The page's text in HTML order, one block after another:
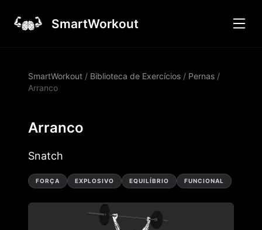
SmartWorkout
SmartWorkout / Biblioteca de Exercícios / Pernas /
Arranco
Arranco
Snatch
FORÇA EXPLOSIVO EQUILÍBRIO FUNCIONAL